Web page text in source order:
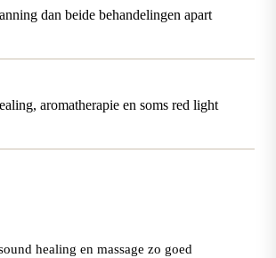
dan beide behandelingen apart
aromatherapie en soms red light
healing en massage zo goed